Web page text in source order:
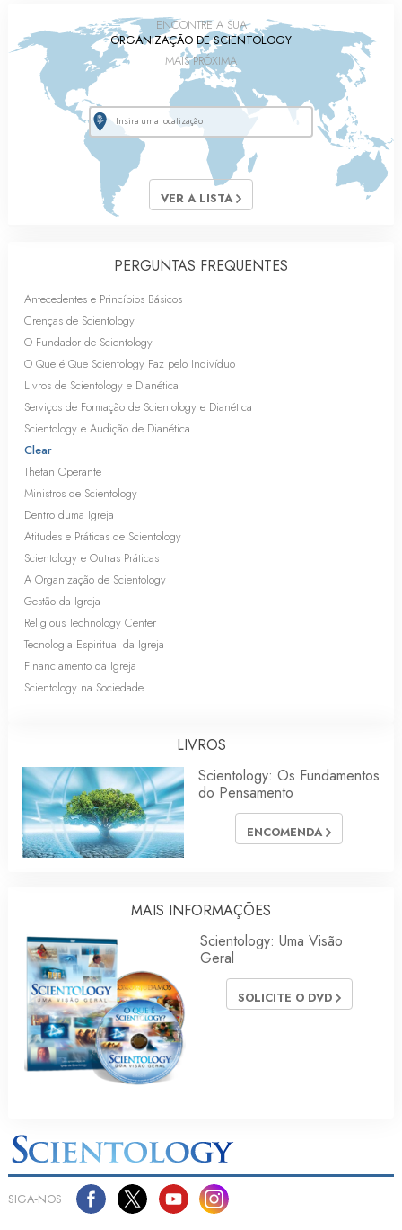
ENCONTRE A SUA
ORGANIZAÇÃO DE SCIENTOLOGY
MAIS PRÓXIMA
VER A LISTA
PERGUNTAS FREQUENTES
Antecedentes e Princípios Básicos
Crenças de Scientology
O Fundador de Scientology
O Que é Que Scientology Faz pelo Indivíduo
Livros de Scientology e Dianética
Serviços de Formação de Scientology e Dianética
Scientology e Audição de Dianética
Clear
Thetan Operante
Ministros de Scientology
Dentro duma Igreja
Atitudes e Práticas de Scientology
Scientology e Outras Práticas
A Organização de Scientology
Gestão da Igreja
Religious Technology Center
Tecnologia Espiritual da Igreja
Financiamento da Igreja
Scientology na Sociedade
LIVROS
Scientology: Os Fundamentos
do Pensamento
ENCOMENDA
MAIS INFORMAÇÕES
Scientology: Uma Visão
Geral
SOLICITE O DVD
SIGA‑NOS